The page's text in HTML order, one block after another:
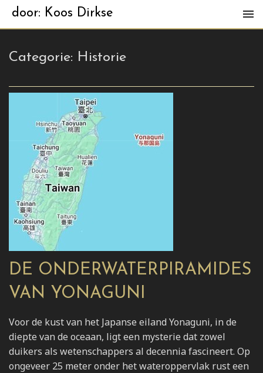
door: Koos Dirkse
Categorie: Historie
DE ONDERWATERPIRAMIDES
VAN YONAGUNI
Voor de kust van het Japanse eiland Yonaguni, in de
diepte van de oceaan, ligt een mysterie dat zowel
duikers als wetenschappers al decennia fascineert. Op
ongeveer 25 meter onder het wateroppervlak rust een